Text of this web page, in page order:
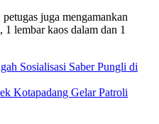
juga mengamankan
lembar kaos dalam dan 1
Sosialisasi Saber Pungli di
Kotapadang Gelar Patroli